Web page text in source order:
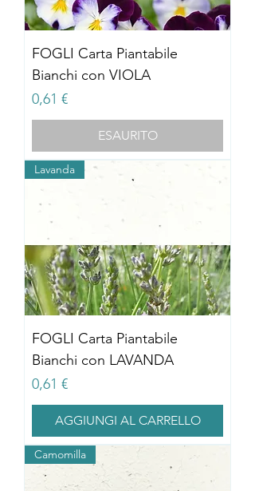
FOGLI Carta Piantabile
Bianchi con VIOLA
Prezzo
0,61 €
ESAURITO
Lavanda
FOGLI Carta Piantabile
Bianchi con LAVANDA
Prezzo
0,61 €
AGGIUNGI AL CARRELLO
Camomilla